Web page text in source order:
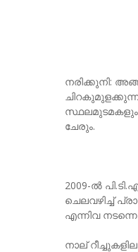
നരിക്കുനി:
സ്ഥലമുടമകളും
ചേരും.
2009-ൽ
ചെലവഴിച്ച്
എന്നിവ
നാല്